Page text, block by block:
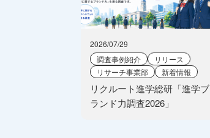
2026/07/29
調査事例紹介
リリース
リサーチ事業部
新着情報
リクルート進学総研「進学ブ
ランド力調査2026」